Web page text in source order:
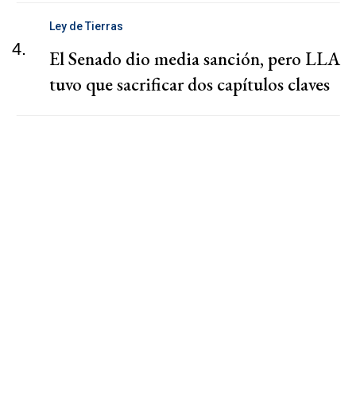
4.
Ley de Tierras
El Senado dio media sanción, pero LLA
tuvo que sacrificar dos capítulos claves